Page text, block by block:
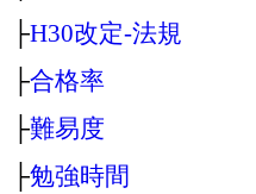
├H30改定‐法規
├合格率
├難易度
├勉強時間